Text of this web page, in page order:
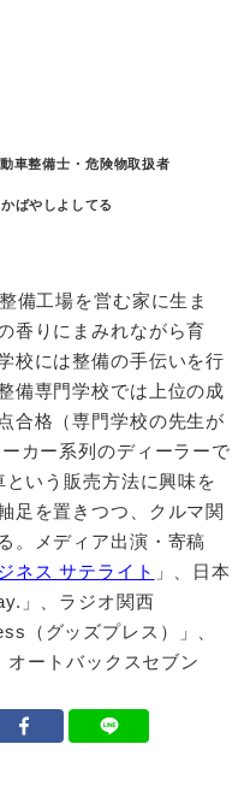
車整備士・危険物取扱者
ばやしよしてる
備工場を営む家に生ま
香りにまみれながら育
校には整備の手伝いを行
備専門学校では上位の成
合格（専門学校の先生が
カー系列のディーラーで
いう販売方法に興味を
足を置きつつ、クルマ関
。メディア出演・寄稿
ネス サテライト 」、日本
」、ラジオ関西
（グッズプレス）」、
オートバックスセブン